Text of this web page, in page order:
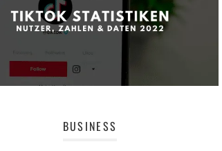
BUSINESS